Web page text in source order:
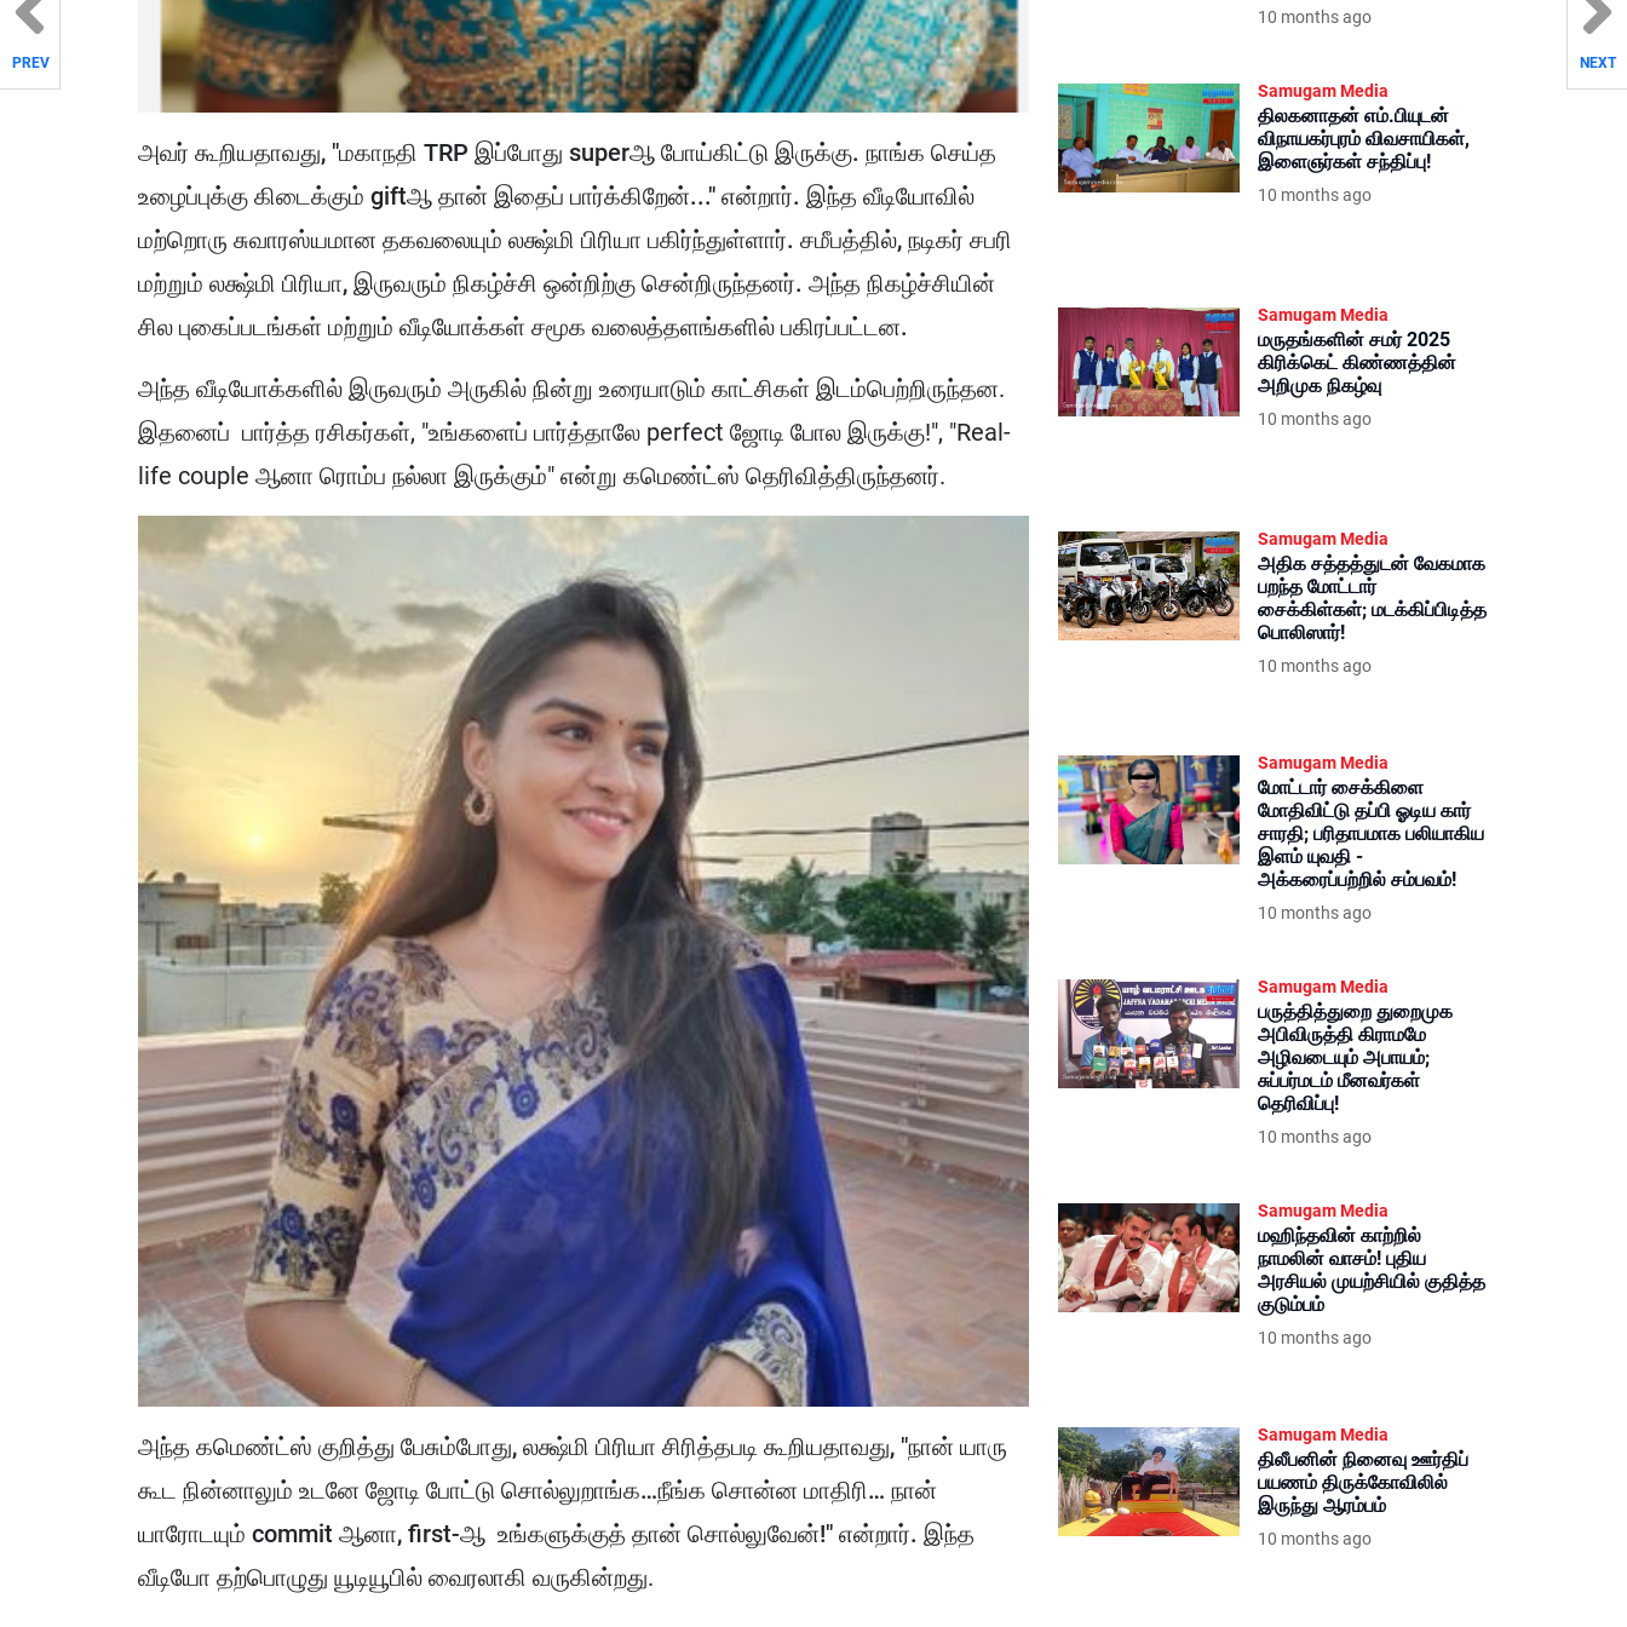
அவர் கூறியதாவது, "மகாநதி TRP இப்போது superஆ போய்கிட்டு இருக்கு. நாங்க செய்த
உழைப்புக்கு கிடைக்கும் giftஆ தான் இதைப் பார்க்கிறேன்..." என்றார். இந்த வீடியோவில்
மற்றொரு சுவாரஸ்யமான தகவலையும் லக்ஷ்மி பிரியா பகிர்ந்துள்ளார். சமீபத்தில், நடிகர் சபரி
மற்றும் லக்ஷ்மி பிரியா, இருவரும் நிகழ்ச்சி ஒன்றிற்கு சென்றிருந்தனர். அந்த நிகழ்ச்சியின்
சில புகைப்படங்கள் மற்றும் வீடியோக்கள் சமூக வலைத்தளங்களில் பகிரப்பட்டன.
அந்த வீடியோக்களில் இருவரும் அருகில் நின்று உரையாடும் காட்சிகள் இடம்பெற்றிருந்தன.
இதனைப் பார்த்த ரசிகர்கள், "உங்களைப் பார்த்தாலே perfect ஜோடி போல இருக்கு!", "Real-
life couple ஆனா ரொம்ப நல்லா இருக்கும்" என்று கமெண்ட்ஸ் தெரிவித்திருந்தனர்.
அந்த கமெண்ட்ஸ் குறித்து பேசும்போது, லக்ஷ்மி பிரியா சிரித்தபடி கூறியதாவது, "நான் யாரு
கூட நின்னாலும் உடனே ஜோடி போட்டு சொல்லுறாங்க…நீங்க சொன்ன மாதிரி… நான்
யாரோடயும் commit ஆனா, first-ஆ உங்களுக்குத் தான் சொல்லுவேன்!" என்றார். இந்த
வீடியோ தற்பொழுது யூடியூபில் வைரலாகி வருகின்றது.
PREV NEXT
10 months ago
Samugam Media
திலகனாதன் எம்.பியுடன்
விநாயகர்புரம் விவசாயிகள்,
இளைஞர்கள் சந்திப்பு!
10 months ago
Samugam Media
மருதங்களின் சமர் 2025
கிரிக்கெட் கிண்ணத்தின்
அறிமுக நிகழ்வு
10 months ago
Samugam Media
அதிக சத்தத்துடன் வேகமாக
பறந்த மோட்டார்
சைக்கிள்கள்; மடக்கிப்பிடித்த
பொலிஸார்!
10 months ago
Samugam Media
மோட்டார் சைக்கிளை
மோதிவிட்டு தப்பி ஓடிய கார்
சாரதி; பரிதாபமாக பலியாகிய
இளம் யுவதி -
அக்கரைப்பற்றில் சம்பவம்!
10 months ago
Samugam Media
பருத்தித்துறை துறைமுக
அபிவிருத்தி கிராமமே
அழிவடையும் அபாயம்;
சுப்பர்மடம் மீனவர்கள்
தெரிவிப்பு!
10 months ago
Samugam Media
மஹிந்தவின் காற்றில்
நாமலின் வாசம்! புதிய
அரசியல் முயற்சியில் குதித்த
குடும்பம்
10 months ago
Samugam Media
திலீபனின் நினைவு ஊர்திப்
பயணம் திருக்கோவிலில்
இருந்து ஆரம்பம்
10 months ago